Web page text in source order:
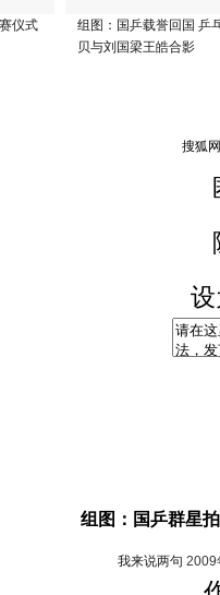
仪式
组图：国乒载誉回国 乒
贝与刘国梁王皓合影
组图：国乒群星
我来说两句 2009